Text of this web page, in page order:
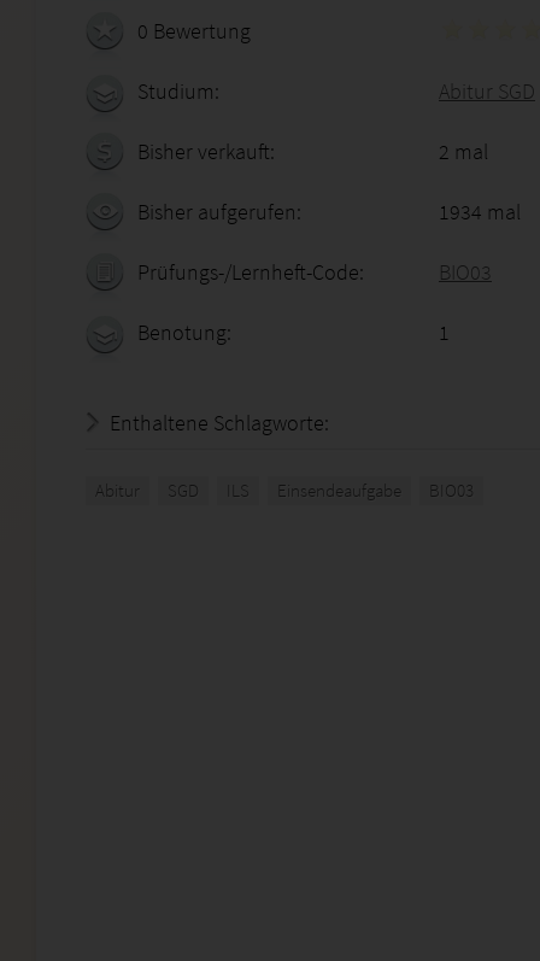
0 Bewertung
Studium: Abitur SGD
Bisher verkauft: 2 mal
Bisher aufgerufen: 1934 mal
Prüfungs-/Lernheft-Code: BIO03
Benotung: 1
Enthaltene Schlagworte:
Abitur SGD ILS Einsendeaufgabe BIO03